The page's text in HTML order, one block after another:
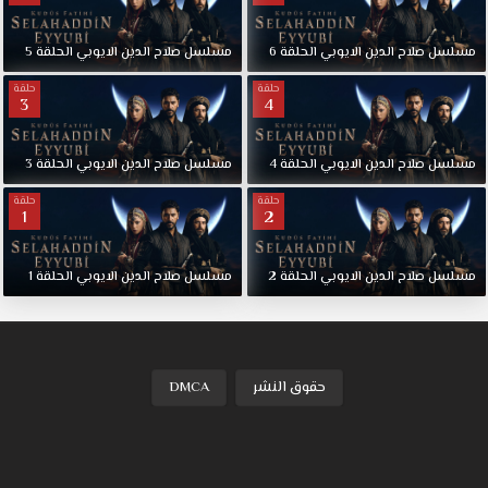
الايوبي
محرر
القدس
الحلقة
28
قصة
عشق.
حول
حياة
صلاح
الدين،
حاكم
في
مسلسلصلاح الدينالايوبي الحلقة 6 مسلسلصلاح الدينالايوبي الحلقة 5
حلقة
4
مسلسلصلاح الدينالايوبي الحلقة4
حلقة
3
مسلسلصلاح الدينالايوبي الحلقة 3
حلقة
2
مسلسلصلاح الدينالايوبي الحلقة 2
حلقة
1
مسلسلصلاح الدينالايوبي الحلقة 1
حقوق النشر DMCA